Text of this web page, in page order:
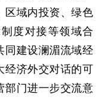
区域内投资、绿色
度对接等领域合
同建设澜湄流域经
经济外交对话的可
部门进一步交流意